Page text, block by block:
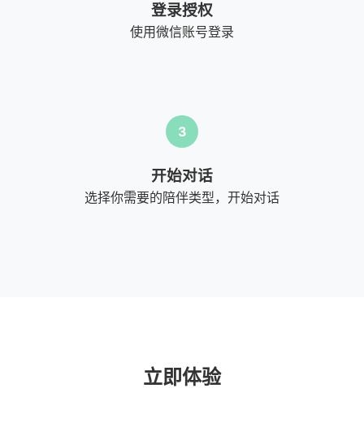
登录授权
使用微信账号登录
3
开始对话
选择你需要的陪伴类型，开始对话
立即体验